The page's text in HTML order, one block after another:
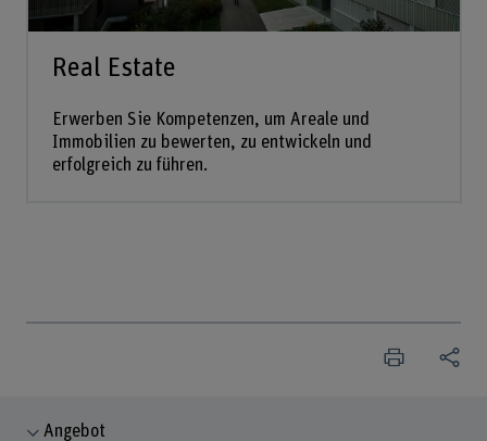
Real Estate
Erwerben Sie Kompetenzen, um Areale und
Immobilien zu bewerten, zu entwickeln und
erfolgreich zu führen.
Angebot